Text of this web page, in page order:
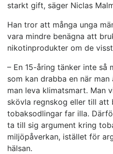
starkt gift, säger Niclas
Han tror att många unga
vara mindre benägna att
nikotinprodukter om de
– En 15-åring tänker inte så
som kan drabba en när
man leva klimatsmart. Man
skövla regnskog eller till att
tobaksodlingar far illa.
ta till sig argument kring
miljöpåverkan, istället för
hälsan.